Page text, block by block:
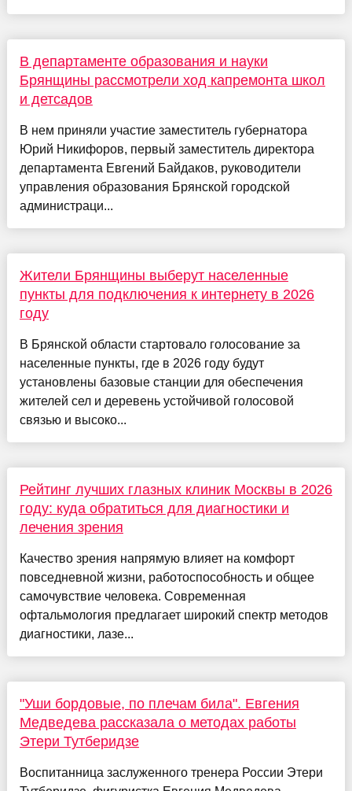
В департаменте образования и науки
Брянщины рассмотрели ход капремонта школ
и детсадов
В нем приняли участие заместитель губернатора
Юрий Никифоров, первый заместитель директора
департамента Евгений Байдаков, руководители
управления образования Брянской городской
администраци...
Жители Брянщины выберут населенные
пункты для подключения к интернету в 2026
году
В Брянской области стартовало голосование за
населенные пункты, где в 2026 году будут
установлены базовые станции для обеспечения
жителей сел и деревень устойчивой голосовой
связью и высоко...
Рейтинг лучших глазных клиник Москвы в 2026
году: куда обратиться для диагностики и
лечения зрения
Качество зрения напрямую влияет на комфорт
повседневной жизни, работоспособность и общее
самочувствие человека. Современная
офтальмология предлагает широкий спектр методов
диагностики, лазе...
"Уши бордовые, по плечам била". Евгения
Медведева рассказала о методах работы
Этери Тутберидзе
Воспитанница заслуженного тренера России Этери